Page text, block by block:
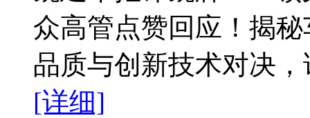
众高管点赞回应！揭
品质与创新技术对决
[详细]